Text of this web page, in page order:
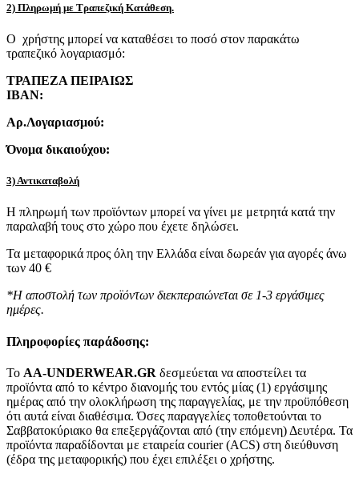
2) Πληρωμή με Τραπεζική Κατάθεση.
Ο χρήστης μπορεί να καταθέσει το ποσό στον παρακάτω
τραπεζικό λογαριασμό:
ΤΡΑΠΕΖΑ ΠΕΙΡΑΙΩΣ
IBAN:
Αρ.Λογαριασμού:
Όνομα δικαιούχου:
3) Αντικαταβολή
Η πληρωμή των προϊόντων μπορεί να γίνει με μετρητά κατά την
παραλαβή τους στο χώρο που έχετε δηλώσει.
Τα μεταφορικά προς όλη την Ελλάδα είναι δωρεάν για αγορές άνω
των 40 €
*Η αποστολή των προϊόντων διεκπεραιώνεται σε 1-3 εργάσιμες
ημέρες.
Πληροφορίες παράδοσης:
To AA-UNDERWEAR.GR δεσμεύεται να αποστείλει τα
προϊόντα από το κέντρο διανομής του εντός μίας (1) εργάσιμης
ημέρας από την ολοκλήρωση της παραγγελίας, με την προϋπόθεση
ότι αυτά είναι διαθέσιμα. Όσες παραγγελίες τοποθετούνται το
Σαββατοκύριακο θα επεξεργάζονται από (την επόμενη) Δευτέρα. Τα
προϊόντα παραδίδονται με εταιρεία courier (ACS) στη διεύθυνση
(έδρα της μεταφορικής) που έχει επιλέξει ο χρήστης.